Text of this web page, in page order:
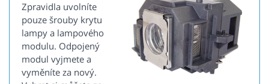
Zpravidla uvolníte
pouze šrouby krytu
lampy a lampového
modulu. Odpojený
modul vyjmete a
vyměníte za nový.